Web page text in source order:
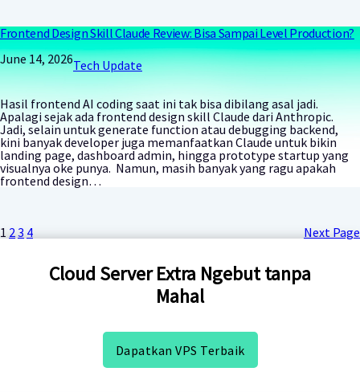
Frontend Design Skill Claude Review: Bisa Sampai Level Production?
June 14, 2026Tech Update
Hasil frontend AI coding saat ini tak bisa dibilang asal jadi.
Apalagi sejak ada frontend design skill Claude dari Anthropic.
Jadi, selain untuk generate function atau debugging backend,
kini banyak developer juga memanfaatkan Claude untuk bikin
landing page, dashboard admin, hingga prototype startup yang
visualnya oke punya. Namun, masih banyak yang ragu apakah
frontend design…
1 23 4 Next Page
Cloud Server Extra Ngebut tanpa
Mahal
Dapatkan VPS Terbaik